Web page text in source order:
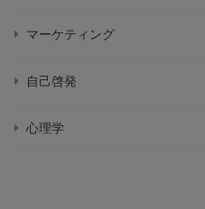
マーケティング
自己啓発
心理学